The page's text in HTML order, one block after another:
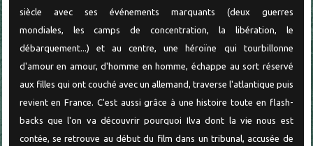
siècle avec ses événements marquants (deux guerres
mondiales, les camps de concentration, la libération, le
débarquement...) et au centre, une héroïne qui tourbillonne
d'amour en amour, d'homme en homme, échappe au sort réservé
aux filles qui ont couché avec un allemand, traverse l'atlantique puis
revient en France. C'est aussi grâce à une histoire toute en flash-
backs que l'on va découvrir pourquoi Ilva dont la vie nous est
contée, se retrouve au début du film dans un tribunal, accusée de